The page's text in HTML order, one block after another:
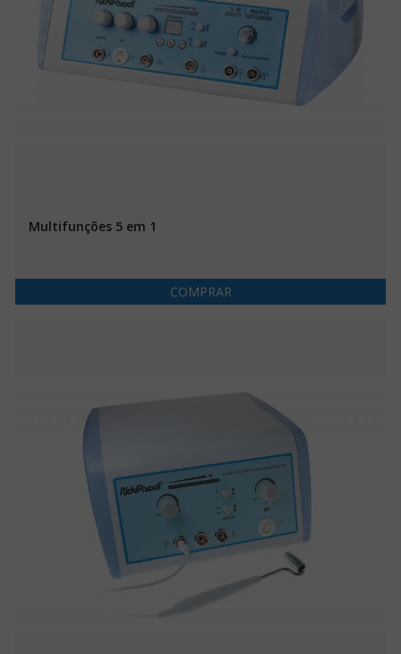
Multifunções 5 em 1
COMPRAR